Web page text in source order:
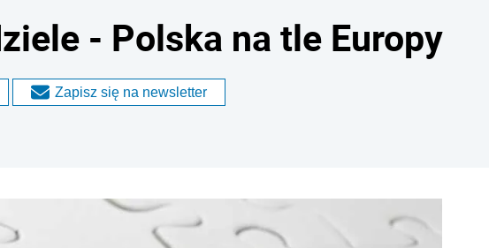
- Polska na tle Europy
Zapisz się na newsletter